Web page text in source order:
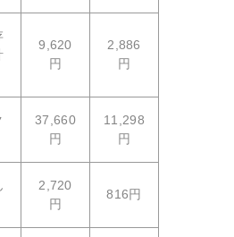
9,620
円
2,886
円
37,660
円
11,298
円
2,720
円
816円